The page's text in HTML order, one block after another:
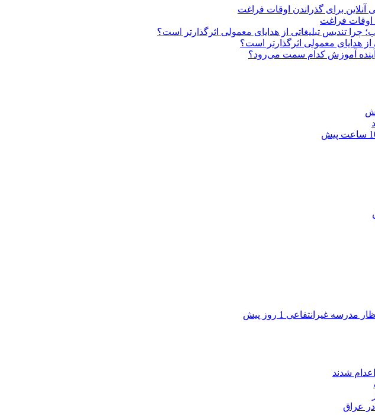
برای گذراندن اوقات فراغت
اوقات فراغت
چرا تندیس تبلیغاتی از هدایای معمولی اثرگذارتر است؟
هدایای معمولی اثرگذارتر است؟
آموزش کدام سمت می‌رود؟
پیش
1 روز پیش
عراق